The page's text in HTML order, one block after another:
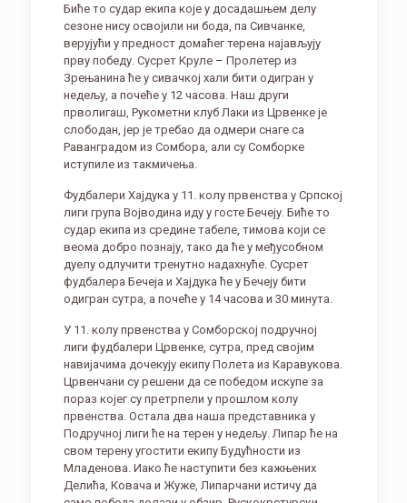
Биће то судар екипа које у досадашњем делу
сезоне нису освојили ни бода, па Сивчанке,
верујући у предност домаћег терена најављују
прву победу. Сусрет Круле – Пролетер из
Зрењанина ће у сивачкој хали бити одигран у
недељу, а почеће у 12 часова. Наш други
прволигаш, Рукометни клуб Лаки из Црвенке је
слободан, јер је требао да одмери снаге са
Раванградом из Сомбора, али су Сомборке
иступиле из такмичења.
Фудбалери Хајдука у 11. колу првенства у Српској
лиги група Војводина иду у госте Бечеју. Биће то
судар екипа из средине табеле, тимова који се
веома добро познају, тако да ће у међусобном
дуелу одлучити тренутно надахнуће. Сусрет
фудбалера Бечеја и Хајдука ће у Бечеју бити
одигран сутра, а почеће у 14 часова и 30 минута.
У 11. колу првенства у Сомборској подручној
лиги фудбалери Црвенке, сутра, пред својим
навијачима дочекују екипу Полета из Каравукова.
Црвенчани су решени да се победом искупе за
пораз којег су претрпели у прошлом колу
првенства. Остала два наша представника у
Подручној лиги ће на терен у недељу. Липар ће на
свом терену угостити екипу Будућности из
Младенова. Иако ће наступити без кажњених
Делића, Ковача и Жуже, Липарчани истичу да